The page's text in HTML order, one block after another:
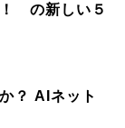
！ の新しい５
？ AIネット